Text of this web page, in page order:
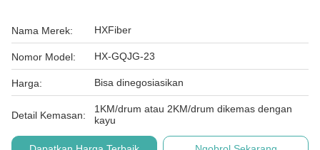
Nama Merek: HXFiber
Nomor Model: HX-GQJG-23
Harga: Bisa dinegosiasikan
Detail Kemasan:
1KM/drum atau 2KM/drum dikemas dengan
kayu